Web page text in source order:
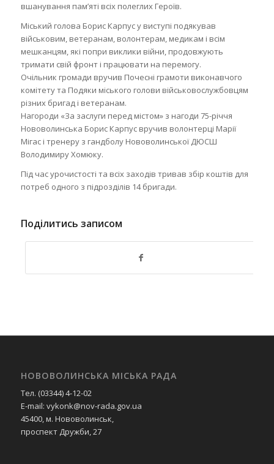
вшанування памʼяті всіх полеглих Героїв.
Міський голова Борис Карпус у виступі подякував
військовим, ветеранам, волонтерам, медикам і всім
мешканцям, які попри виклики війни, продовжують
тримати свій фронт і працювати на перемогу.
Очільник громади вручив Почесні грамоти виконавчого
комітету та Подяки міського голови військовослужбовцям
різних бригад і ветеранам.
Нагороди «За заслуги перед містом» з нагоди 75-річчя
Нововолинська Борис Карпус вручив волонтерці Марії
Мігас і тренеру з гандболу Нововолинської ДЮСШ
Володимиру Хомюку.
Під час урочистості та всіх заходів тривав збір коштів для
потреб одного з підрозділів 14 бригади.
Поділитись записом
НОВОВОЛИНСЬКА МІСЬКА РАДА
Тел. (03344) 4-12-02
E-mail: vykonk@nov-rada.gov.ua
45400, м. Нововолинськ,
проспект Дружби, 27